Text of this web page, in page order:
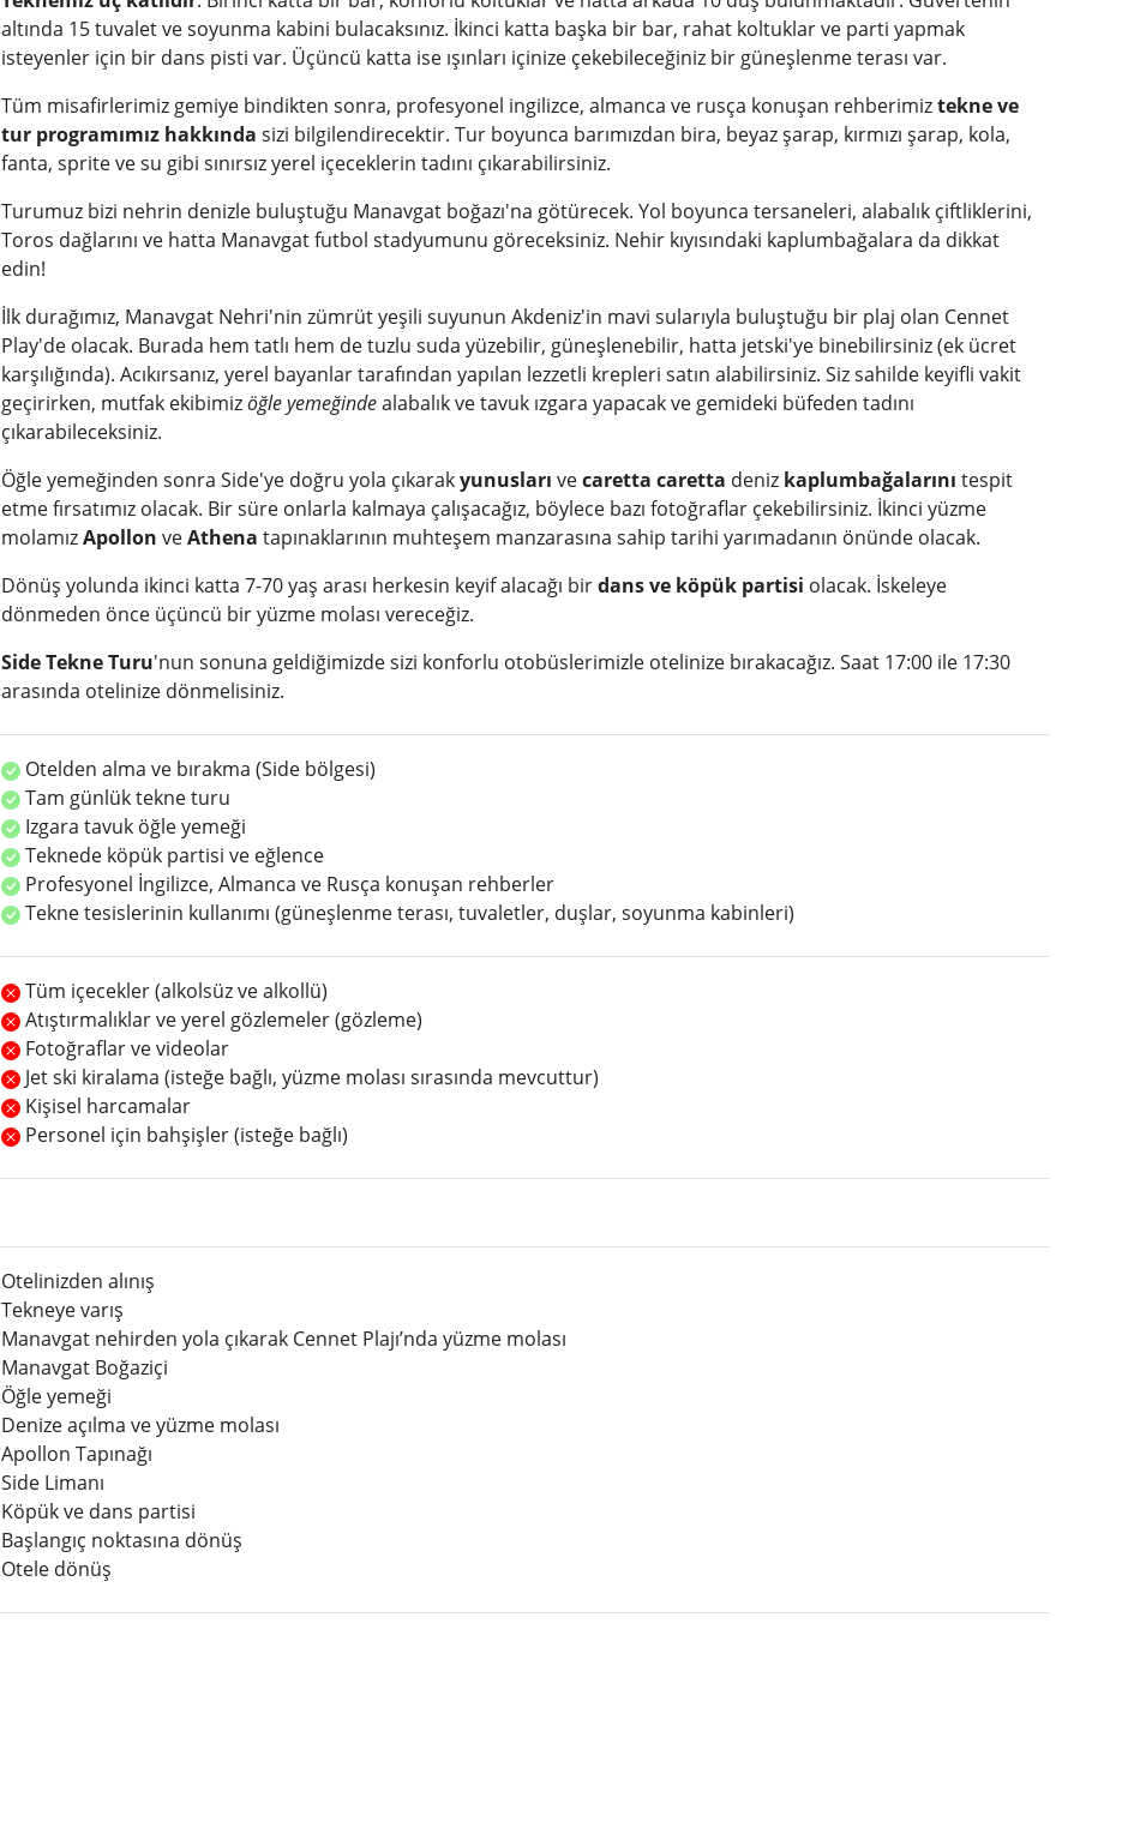
altında 15 tuvalet ve soyunma kabini bulacaksınız. İkinci katta başka bir bar, rahat koltuklar ve parti yapmak
isteyenler için bir dans pisti var. Üçüncü katta ise ışınları içinize çekebileceğiniz bir güneşlenme terası var.
Tüm misafirlerimiz gemiye bindikten sonra, profesyonel ingilizce, almanca ve rusça konuşan rehberimiztekne ve
tur programımız hakkında sizi bilgilendirecektir. Tur boyunca barımızdan bira, beyaz şarap, kırmızı şarap, kola,
fanta, sprite ve su gibi sınırsız yerel içeceklerin tadını çıkarabilirsiniz.
Turumuz bizi nehrin denizle buluştuğu Manavgat boğazı'na götürecek. Yol boyunca tersaneleri, alabalık çiftliklerini,
Toros dağlarını ve hatta Manavgat futbol stadyumunu göreceksiniz. Nehir kıyısındaki kaplumbağalara da dikkat
edin!
İlk durağımız, Manavgat Nehri'nin zümrüt yeşili suyunun Akdeniz'in mavi sularıyla buluştuğu bir plaj olan Cennet
Play'de olacak. Burada hem tatlı hem de tuzlu suda yüzebilir, güneşlenebilir, hatta jetski'ye binebilirsiniz (ek ücret
karşılığında). Acıkırsanız, yerel bayanlar tarafından yapılan lezzetli krepleri satın alabilirsiniz. Siz sahilde keyifli vakit
geçirirken, mutfak ekibimizöğle yemeğindealabalık ve tavuk ızgara yapacak ve gemideki büfeden tadını
çıkarabileceksiniz.
Öğle yemeğinden sonra Side'ye doğru yola çıkarakyunusları vecaretta caretta deniz kaplumbağalarını tespit
etme fırsatımız olacak. Bir süre onlarla kalmaya çalışacağız, böylece bazı fotoğraflar çekebilirsiniz. İkinci yüzme
molamızApollon veAthena tapınaklarının muhteşem manzarasına sahip tarihi yarımadanın önünde olacak.
Dönüş yolunda ikinci katta 7-70 yaş arası herkesin keyif alacağı birdans ve köpük partisi olacak. İskeleye
dönmeden önce üçüncü bir yüzme molası vereceğiz.
Side Tekne Turu'nun sonuna geldiğimizde sizi konforlu otobüslerimizle otelinize bırakacağız. Saat 17:00 ile 17:30
arasında otelinize dönmelisiniz.
Otelden alma ve bırakma (Side bölgesi)
Tam günlük tekne turu
Izgara tavuk öğle yemeği
Teknede köpük partisi ve eğlence
Profesyonel İngilizce, Almanca ve Rusça konuşan rehberler
Tekne tesislerinin kullanımı (güneşlenme terası, tuvaletler, duşlar, soyunma kabinleri)
Tüm içecekler (alkolsüz ve alkollü)
Atıştırmalıklar ve yerel gözlemeler (gözleme)
Fotoğraflar ve videolar
Jet ski kiralama (isteğe bağlı, yüzme molası sırasında mevcuttur)
Kişisel harcamalar
Personel için bahşişler (isteğe bağlı)
Otelinizden alınış
Tekneye varış
Manavgat nehirden yola çıkarak Cennet Plajı’nda yüzme molası
Manavgat Boğaziçi
Öğle yemeği
Denize açılma ve yüzme molası
Apollon Tapınağı
Side Limanı
Köpük ve dans partisi
Başlangıç noktasına dönüş
Otele dönüş